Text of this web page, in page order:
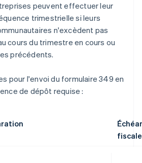
peuvent effectuer leur
trimestrielle si leurs
n'excèdent pas
cours du trimestre en cours ou
précédents.
pour l'envoi du formulaire 349 en
de dépôt requise :
fiscale